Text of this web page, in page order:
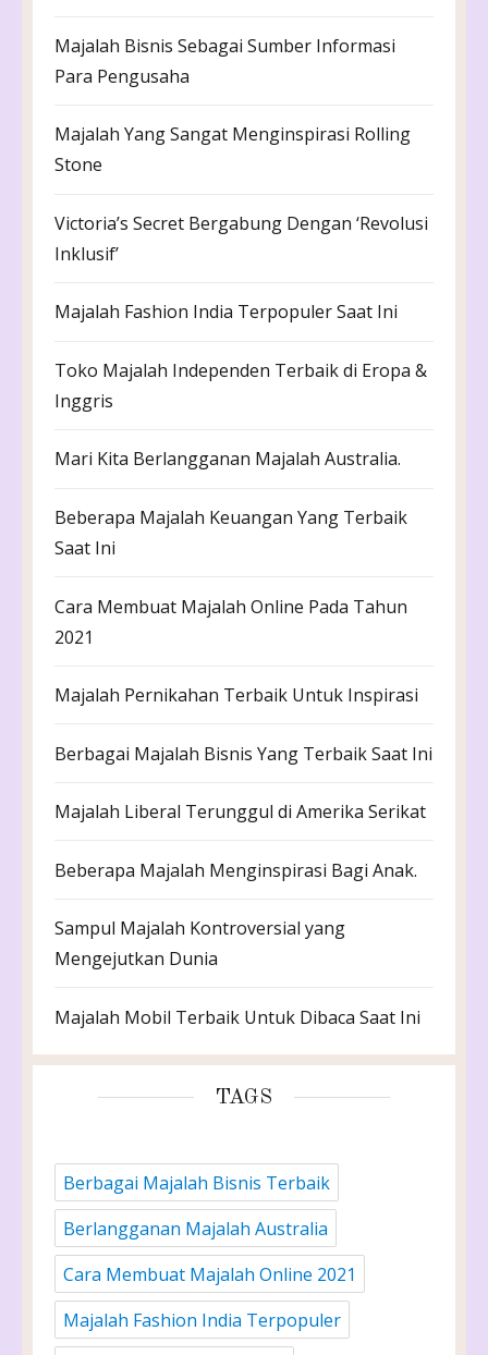
Majalah Bisnis Sebagai Sumber Informasi
Para Pengusaha
Majalah Yang Sangat Menginspirasi Rolling
Stone
Victoria’s Secret Bergabung Dengan ‘Revolusi
Inklusif’
Majalah Fashion India Terpopuler Saat Ini
Toko Majalah Independen Terbaik di Eropa &
Inggris
Mari Kita Berlangganan Majalah Australia.
Beberapa Majalah Keuangan Yang Terbaik
Saat Ini
Cara Membuat Majalah Online Pada Tahun
2021
Majalah Pernikahan Terbaik Untuk Inspirasi
Berbagai Majalah Bisnis Yang Terbaik Saat Ini
Majalah Liberal Terunggul di Amerika Serikat
Beberapa Majalah Menginspirasi Bagi Anak.
Sampul Majalah Kontroversial yang
Mengejutkan Dunia
Majalah Mobil Terbaik Untuk Dibaca Saat Ini
TAGS
Berbagai Majalah Bisnis Terbaik
Berlangganan Majalah Australia
Cara Membuat Majalah Online 2021
Majalah Fashion India Terpopuler